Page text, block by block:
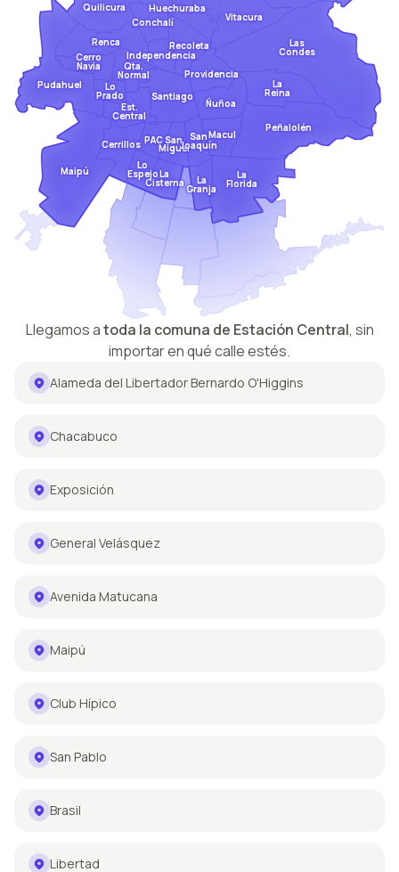
Maipú
Cerrillos
Est.
Central
Pudahuel Lo
Prado
Cerro
Navia
Santiago
Renca
Qta.
Normal
Recoleta
Independencia
Quilicura
Conchalí
La
Cisterna
Lo
Espejo
PACSan
Miguel
La
Granja
San
Joaquín
Providencia
Ñuñoa
La
Reina
Macul
La
Florida
Peñalolén
Las
Condes
Vitacura
Huechuraba
Llegamos atoda la comuna de Estación Central, sin
importar en qué calle estés.
Alameda del Libertador Bernardo O'Higgins
Chacabuco
Exposición
General Velásquez
Avenida Matucana
Maipú
Club Hípico
San Pablo
Brasil
Libertad